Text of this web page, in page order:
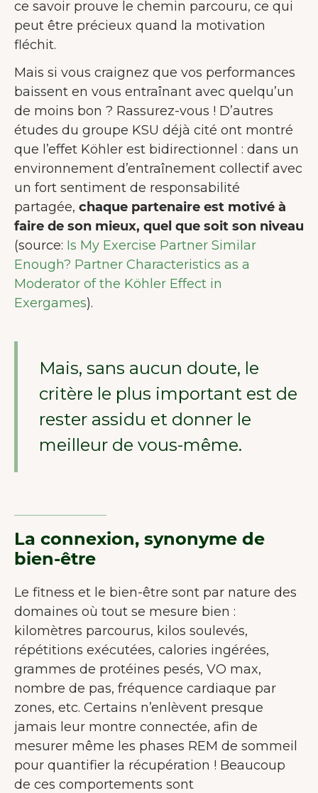
ce savoir prouve le chemin parcouru, ce qui
peut être précieux quand la motivation
fléchit.
Mais si vous craignez que vos performances
baissent en vous entraînant avec quelqu’un
de moins bon ? Rassurez-vous ! D’autres
études du groupe KSU déjà cité ont montré
que l’effet Köhler est bidirectionnel : dans un
environnement d’entraînement collectif avec
un fort sentiment de responsabilité
partagée, chaque partenaire est motivé à
faire de son mieux, quel que soit son niveau
(source: Is My Exercise Partner Similar
Enough? Partner Characteristics as a
Moderator of the Köhler Effect in
Exergames).
Mais, sans aucun doute, le
critère le plus important est de
rester assidu et donner le
meilleur de vous-même.
La connexion, synonyme de
bien-être
Le fitness et le bien-être sont par nature des
domaines où tout se mesure bien :
kilomètres parcourus, kilos soulevés,
répétitions exécutées, calories ingérées,
grammes de protéines pesés, VO max,
nombre de pas, fréquence cardiaque par
zones, etc. Certains n’enlèvent presque
jamais leur montre connectée, afin de
mesurer même les phases REM de sommeil
pour quantifier la récupération ! Beaucoup
de ces comportements sont
utilisateur.En savoir plus sur les
cookies
Tout accepter
Accepter seulement les
essentiels
Personnaliser